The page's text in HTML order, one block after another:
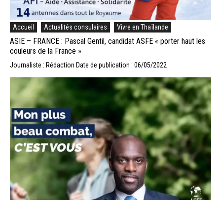
Accueil Actualités consulaires Vivre en Thaïlande
ASIE – FRANCE : Pascal Gentil, candidat ASFE « porter haut les
couleurs de la France »
Journaliste : Rédaction Date de publication : 06/05/2022